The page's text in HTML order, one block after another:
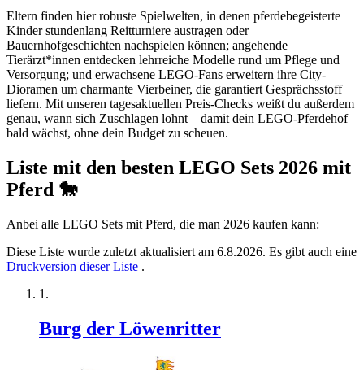
Eltern finden hier robuste Spielwelten, in denen pferdebegeisterte
Kinder stundenlang Reitturniere austragen oder
Bauernhofgeschichten nachspielen können; angehende
Tierärzt*innen entdecken lehrreiche Modelle rund um Pflege und
Versorgung; und erwachsene LEGO-Fans erweitern ihre City-
Dioramen um charmante Vierbeiner, die garantiert Gesprächsstoff
liefern. Mit unseren tagesaktuellen Preis-Checks weißt du außerdem
genau, wann sich Zuschlagen lohnt – damit dein LEGO-Pferdehof
bald wächst, ohne dein Budget zu scheuen.
Liste mit den besten LEGO Sets 2026 mit
Pferd 🐎
Anbei alle LEGO Sets mit Pferd, die man 2026 kaufen kann:
Diese Liste wurde zuletzt aktualisiert am 6.8.2026. Es gibt auch eine
Druckversion dieser Liste .
Burg der Löwenritter